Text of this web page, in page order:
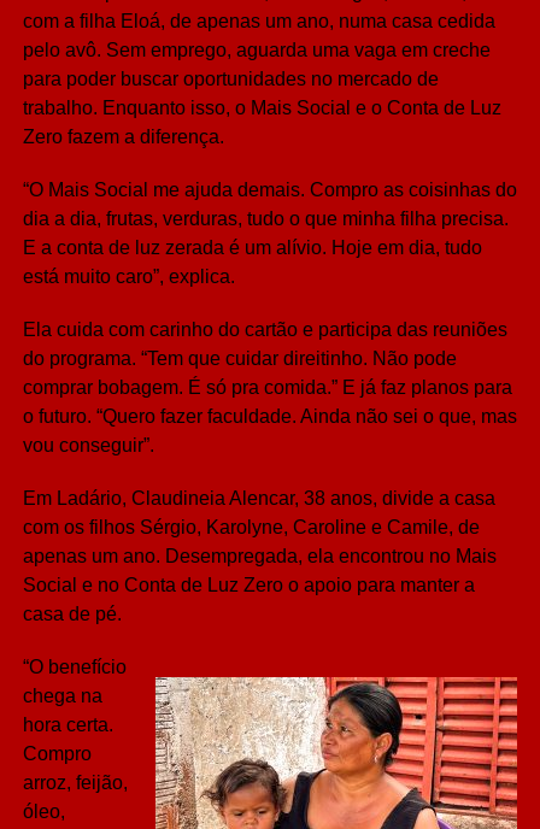
com a filha Eloá, de apenas um ano, numa casa cedida
pelo avô. Sem emprego, aguarda uma vaga em creche
para poder buscar oportunidades no mercado de
trabalho. Enquanto isso, o Mais Social e o Conta de Luz
Zero fazem a diferença.
“O Mais Social me ajuda demais. Compro as coisinhas do
dia a dia, frutas, verduras, tudo o que minha filha precisa.
E a conta de luz zerada é um alívio. Hoje em dia, tudo
está muito caro”, explica.
Ela cuida com carinho do cartão e participa das reuniões
do programa. “Tem que cuidar direitinho. Não pode
comprar bobagem. É só pra comida.” E já faz planos para
o futuro. “Quero fazer faculdade. Ainda não sei o que, mas
vou conseguir”.
Em Ladário, Claudineia Alencar, 38 anos, divide a casa
com os filhos Sérgio, Karolyne, Caroline e Camile, de
apenas um ano. Desempregada, ela encontrou no Mais
Social e no Conta de Luz Zero o apoio para manter a
casa de pé.
“O benefício
chega na
hora certa.
Compro
arroz, feijão,
óleo,